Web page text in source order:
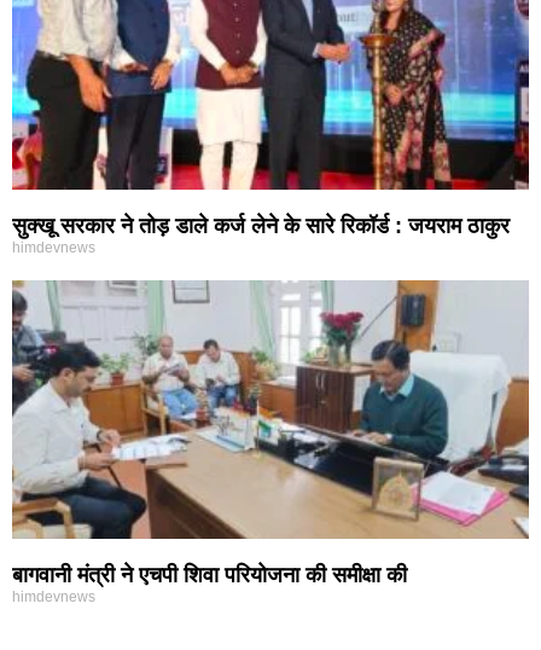
सुक्खू सरकार ने तोड़ डाले कर्ज लेने के सारे रिकॉर्ड : जयराम ठाकुर
himdevnews
बागवानी मंत्री ने एचपी शिवा परियोजना की समीक्षा की
himdevnews